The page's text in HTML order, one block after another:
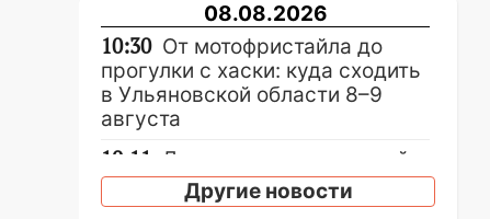
08.08.2026
10:30 От мотофристайла до
прогулки с хаски: куда сходить
в Ульяновской области 8–9
августа
10:11
Директора ульяновской
«Нефтяной топливной
компании» будут судить за
Другие новости